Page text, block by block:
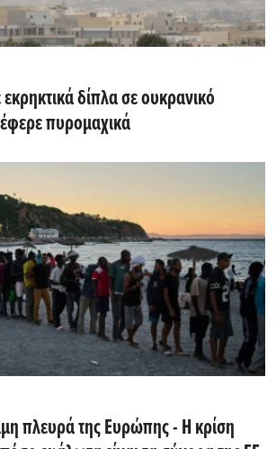
δίπλα σε ουκρανικό
πυρομαχικά
πλευρά της Ευρώπης - Η κρίση